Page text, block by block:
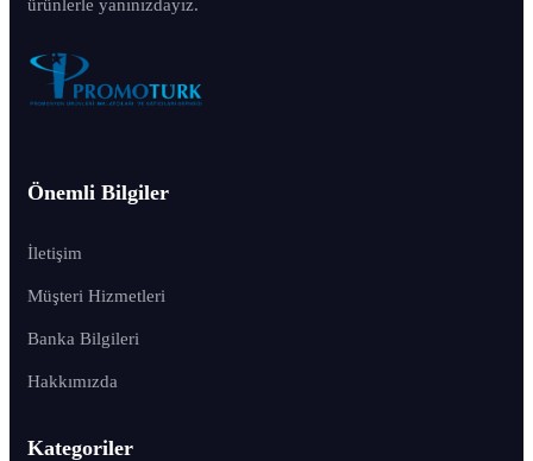
ürünlerle yanınızdayız.
Önemli Bilgiler
İletişim
Müşteri Hizmetleri
Banka Bilgileri
Hakkımızda
Kategoriler